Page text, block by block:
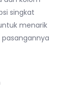
singkat
menarik